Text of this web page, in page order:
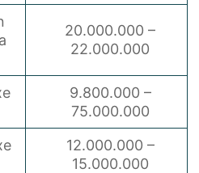
20.000.000 –
22.000.000
9.800.000 –
75.000.000
12.000.000 –
15.000.000